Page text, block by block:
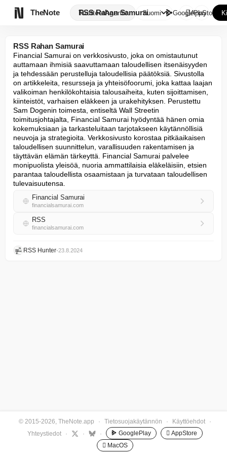
TheNote TuotteetAgentit
RSS Rahan SamuraiSuomi GooglePlay
AppStore
RSS Rahan Samurai
Financial Samurai on verkkosivusto, joka on omistautunut
auttamaan ihmisiä saavuttamaan taloudellisen itsenäisyyden
ja tehdessään perustelluja taloudellisia päätöksiä. Sivustolla
on artikkeleita, resursseja ja yhteisöfoorumi, joka kattaa laajan
valikoiman henkilökohtaisia talousaiheita, kuten sijoittamisen,
kiinteistöt, varhaisen eläkkeen ja urakehityksen. Perustettu
Sam Dogenin toimesta, entiseltä Wall Streetin
toimitusjohtajalta, Financial Samurai hyödyntää hänen omia
kokemuksiaan ja tarkasteluitaan tarjotakseen käytännöllisiä
neuvoja ja strategioita. Verkkosivusto korostaa pitkäaikaisen
taloudellisen suunnittelun, varallisuuden rakentamisen ja
täyttävän elämän tärkeyttä. Financial Samurai palvelee
monipuolista yleisöä, nuoria ammattilaisia eläkeläisiin, etsien
parantaa taloudellista osaamistaan ja turvataan taloudellisen
tulevaisuutensa.
Financial Samurai
financialsamurai.com
RSS
financialsamurai.com
RSS Hunter•23.8.2024
© 2015-2026, TheNote.app · Tietosuojakäytännön · Käyttöehdot
·
Yhteystiedot
· · · GooglePlay
 AppStore
 MacOS